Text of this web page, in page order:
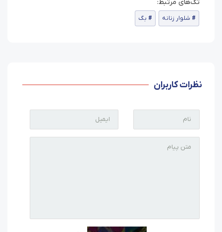
شلوار زنانه بگ
نظرات کاربران